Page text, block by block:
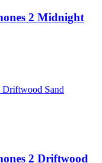
2 Midnight
2 Driftwood